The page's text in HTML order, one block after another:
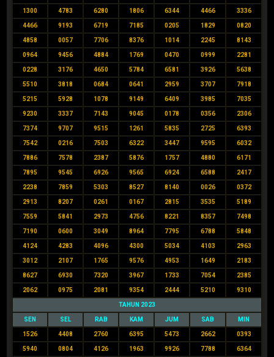
1300 4783 6280 1806 6344 4466 3336
4466 9193 6719 7185 0205 1829 0820
4858 0057 7706 8376 1014 2245 8143
0964 9456 4884 1769 0470 0999 2281
0228 3176 4650 5784 6581 3926 5638
5510 3818 0684 0641 2959 3707 7918
5215 5928 1078 9149 6409 3985 7035
9230 3337 7143 9045 0178 0356 2306
7374 9707 9515 1261 5835 2725 6393
7542 0216 7503 6322 3447 9595 6032
7886 7578 2387 5876 1757 4880 6171
7895 9545 6926 9565 6924 6588 2417
2238 7859 5303 8527 8140 0026 0372
2913 8207 0261 0167 2815 3535 5189
7559 5841 2973 4756 8221 8357 7498
7190 0600 3049 8964 7795 6788 5848
4124 4283 4096 4300 5034 4103 2963
3012 2107 1765 9576 4953 1649 2183
8627 6930 7320 3967 1733 7054 2385
2062 0975 2081 9354 2444 5210 9310
TAHUN 2023
SEN SEL RAB KAM JUM SAB MIN
1526 4408 2760 6395 5473 2662 0393
5940 0804 4126 1963 9926 7788 6364